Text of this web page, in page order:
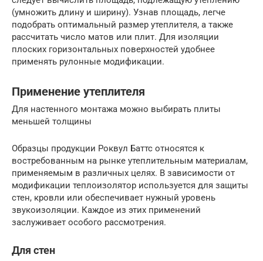
(умножить длину и ширину). Узнав площадь, легче
подобрать оптимальный размер утеплителя, а также
рассчитать число матов или плит. Для изоляции
плоских горизонтальных поверхностей удобнее
применять рулонные модификации.
Применение утеплителя
Для настенного монтажа можно выбирать плиты
меньшей толщины
Образцы продукции Роквул Баттс относятся к
востребованным на рынке утеплительным материалам,
применяемым в различных целях. В зависимости от
модификации теплоизолятор используется для защиты
стен, кровли или обеспечивает нужный уровень
звукоизоляции. Каждое из этих применений
заслуживает особого рассмотрения.
Для стен